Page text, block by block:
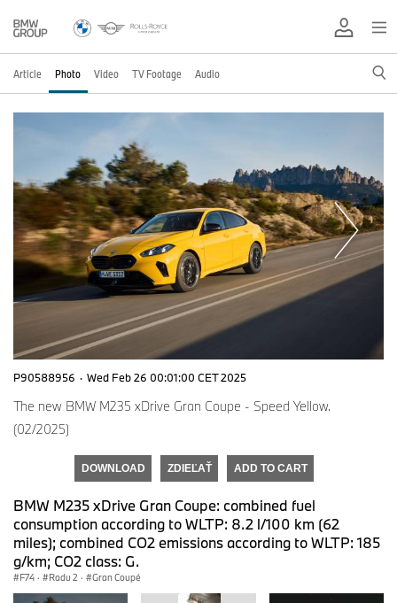
Article Photo Video TV Footage Audio
P90588956 · Wed Feb 26 00:01:00 CET 2025
The new BMW M235 xDrive Gran Coupe - Speed Yellow.
(02/2025)
DOWNLOAD ZDIEĽAŤ ADD TO CART
BMW M235 xDrive Gran Coupe: combined fuel
consumption according to WLTP: 8.2 l/100 km (62
miles); combined CO2 emissions according to WLTP: 185
g/km; CO2 class: G.
F74 · Radu 2 · Gran Coupé